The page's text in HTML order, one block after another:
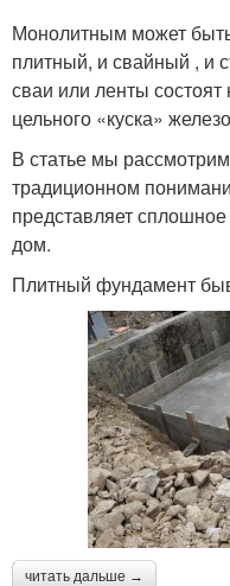
Монолитным может
плитный, и свайный , и
сваи или ленты состоят
цельного «куска»
В статье мы
традиционном
представляет
дом.
Плитный фундамент
читать дальше →